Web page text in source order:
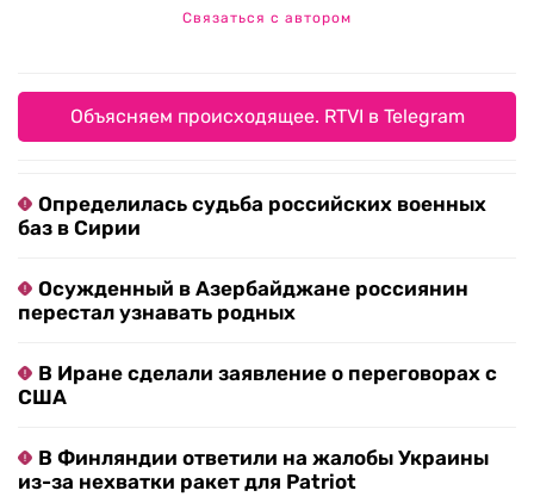
Связаться с автором
Объясняем происходящее. RTVI в Telegram
Определилась судьба российских военных
баз в Сирии
Осужденный в Азербайджане россиянин
перестал узнавать родных
В Иране сделали заявление о переговорах с
США
В Финляндии ответили на жалобы Украины
из-за нехватки ракет для Patriot